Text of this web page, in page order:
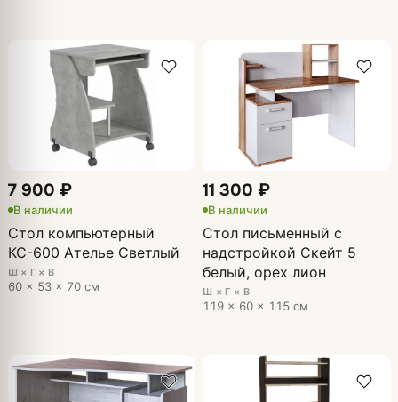
7 900 ₽
В наличии
Стол компьютерный
КС-600 Ателье Светлый
Ш × Г × В
60 × 53 × 70 см
11 300 ₽
В наличии
Стол письменный с
надстройкой Скейт 5
белый, орех лион
Ш × Г × В
119 × 60 × 115 см